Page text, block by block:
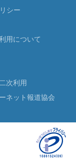
シー
用について
次利用
ネット報道協会